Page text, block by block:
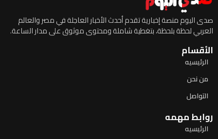
صدى اليوم منصة إخبارية تقدم أحدث الأخبار العاجلة في مصر والعالم
العربي لحظة بلحظة، بتغطية شاملة ومحتوى موثوق على مدار الساعة.
الأقسام
الرئيسيه
من نحن
التواصل
روابط مهمه
الرئيسيه